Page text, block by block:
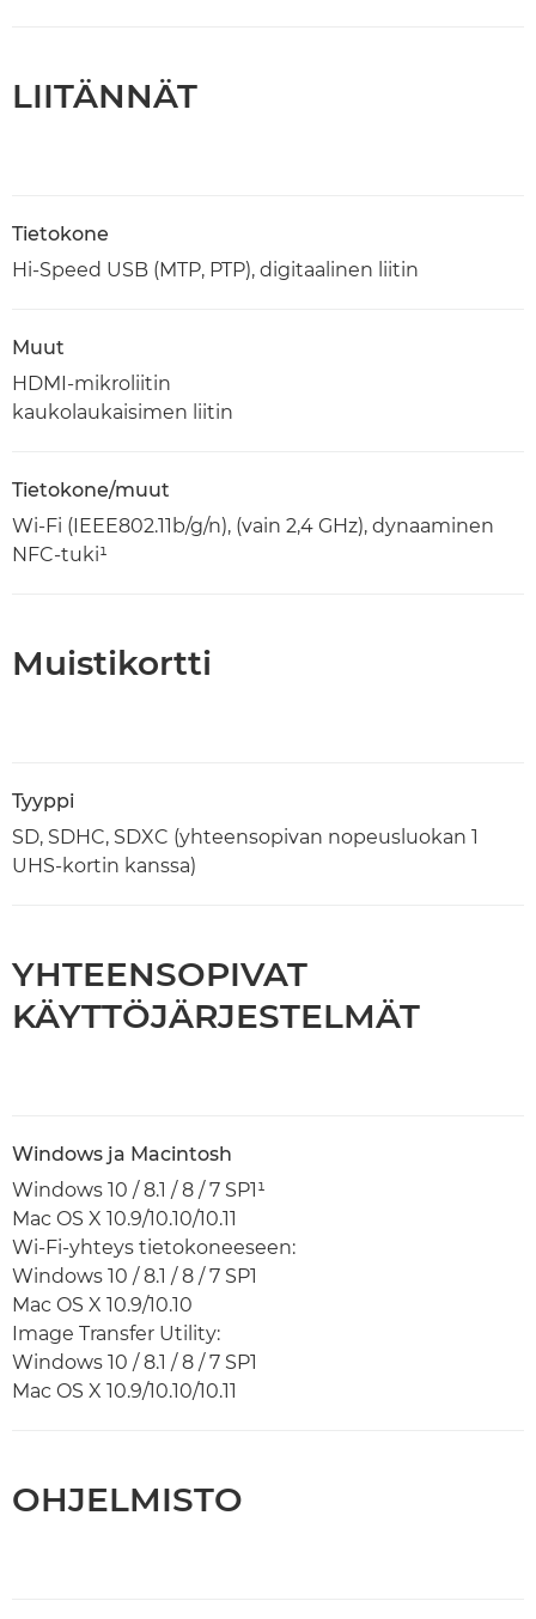
LIITÄNNÄT
Tietokone
Hi-Speed USB (MTP, PTP), digitaalinen liitin
Muut
HDMI-mikroliitin
kaukolaukaisimen liitin
Tietokone/muut
Wi-Fi (IEEE802.11b/g/n), (vain 2,4 GHz), dynaaminen
NFC-tuki¹
Muistikortti
Tyyppi
SD, SDHC, SDXC (yhteensopivan nopeusluokan 1
UHS-kortin kanssa)
YHTEENSOPIVAT
KÄYTTÖJÄRJESTELMÄT
Windows ja Macintosh
Windows 10 / 8.1 / 8 / 7 SP1¹
Mac OS X 10.9/10.10/10.11
Wi-Fi-yhteys tietokoneeseen:
Windows 10 / 8.1 / 8 / 7 SP1
Mac OS X 10.9/10.10
Image Transfer Utility:
Windows 10 / 8.1 / 8 / 7 SP1
Mac OS X 10.9/10.10/10.11
OHJELMISTO